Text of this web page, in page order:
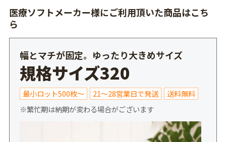
医療ソフトメーカー様にご利用頂いた商品はこち
ら
幅とマチが固定。ゆったり大きめサイズ
規格サイズ320
最小ロット500枚～ 21～28営業日で発送
送料無料
※繁忙期は納期が変わる場合がございます